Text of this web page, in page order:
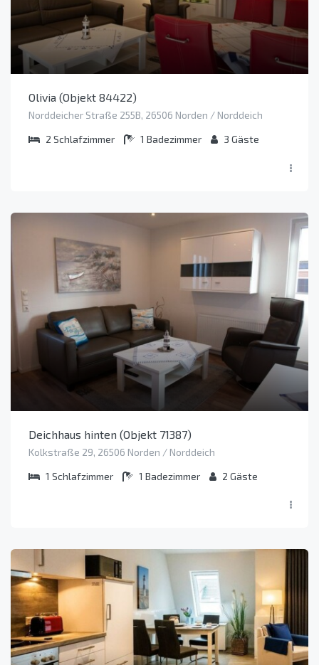
Olivia (Objekt 84422)
Norddeicher Straße 255B, 26506 Norden / Norddeich
2 Schlafzimmer 1 Badezimmer 3 Gäste
Deichhaus hinten (Objekt 71387)
Kolkstraße 29, 26506 Norden / Norddeich
1 Schlafzimmer 1 Badezimmer 2 Gäste